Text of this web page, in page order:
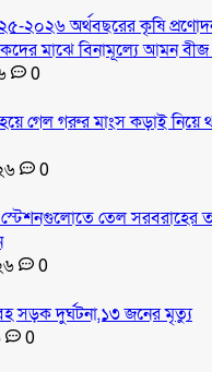
২০২৬ অর্থবছরের কৃষি
মাঝে বিনামূল্যে আমন
0
গেল গরুর মাংস কড়াই নিয়ে
0
স্টেশনগুলোতে তেল সরবরাহের
0
সড়ক দুর্ঘটনা,১৩ জনের মৃত্যু
0